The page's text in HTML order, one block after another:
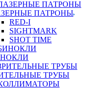
ПАТРОНЫ
RED-I
SIGHTMARK
SHOT TIME
ТРУБЫ